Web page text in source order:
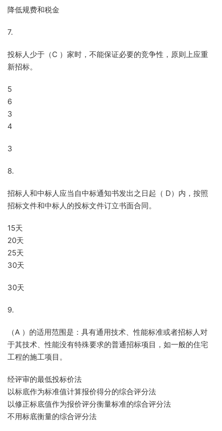
降低规费和税金
7.
投标人少于（C ）家时，不能保证必要的竞争性，原则上应重
新招标。
5
6
3
4
3
8.
招标人和中标人应当自中标通知书发出之日起（ D）内，按照
招标文件和中标人的投标文件订立书面合同。
15天
20天
25天
30天
30天
9.
（A ）的适用范围是：具有通用技术、性能标准或者招标人对
于其技术、性能没有特殊要求的普通招标项目，如一般的住宅
工程的施工项目。
经评审的最低投标价法
以标底作为标准值计算报价得分的综合评分法
以修正标底值作为报价评分衡量标准的综合评分法
不用标底衡量的综合评分法